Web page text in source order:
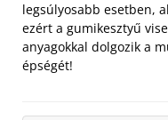
legsúlyosabb esetben,
ezért a gumikesztyű
anyagokkal dolgozik a
épségét!